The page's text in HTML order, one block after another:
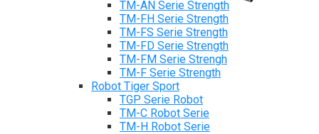
TM-AN Serie Strength
TM-FH Serie Strength
TM-FS Serie Strength
TM-FD Serie Strength
TM-FM Serie Strengh
TM-F Serie Strength
Robot Tiger Sport
TGP Serie Robot
TM-C Robot Serie
TM-H Robot Serie